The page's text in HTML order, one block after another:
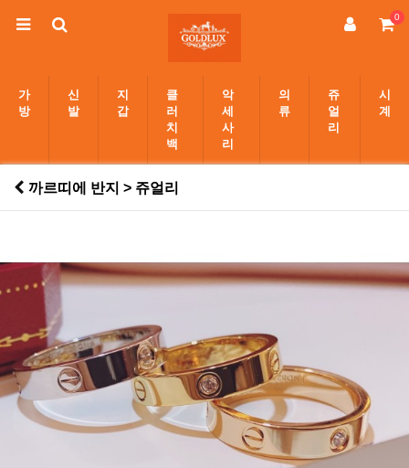
0
가
방
신
발
지
갑
클
러
치
백
악
세
사
리
의
류
쥬
얼
리
시
계
까르띠에 반지 > 쥬얼리